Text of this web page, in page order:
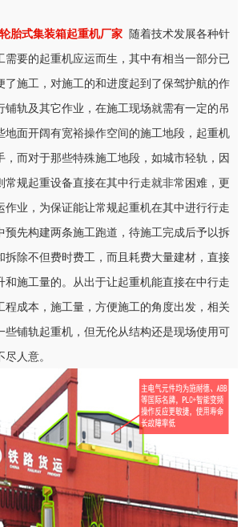
胎式集装箱起重机厂家 随着技术发展各种针
需要的起重机应运而生，其中有相当一部分已
了施工，对施工的和进度起到了保驾护航的作
铺轨及其它作业，在施工现场就需有一定的吊
地面开阔有宽裕操作空间的施工地段，起重机
，而对于那些特殊施工地段，如城市轻轨，因
常规起重设备直接在其中行走就非常困难，更
作业，为保证能让常规起重机在其中进行行走
预先构建两条施工跑道，待施工完成后予以拆
拆除不但费时费工，而且耗费大量建材，直接
和施工量的。从出于让起重机能直接在中行走
程成本，施工量，方便施工的角度出发，相关
些铺轨起重机，但无伦从结构还是现场使用可
人意。